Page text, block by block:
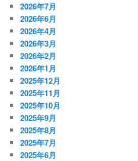
2026年7月
2026年6月
2026年4月
2026年3月
2026年2月
2026年1月
2025年12月
2025年11月
2025年10月
2025年9月
2025年8月
2025年7月
2025年6月